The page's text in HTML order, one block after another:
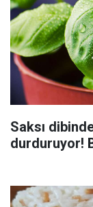
Saksı
durduruyor!